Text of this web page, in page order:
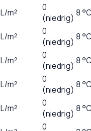
L/m²
0
(niedrig) 8
L/m²
0
(niedrig) 8
L/m²
0
(niedrig) 8
L/m²
0
(niedrig) 8
L/m²
0
(niedrig) 8
0